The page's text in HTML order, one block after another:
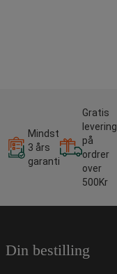
Mindst
3 års
garanti
Gratis
levering
på
ordrer
over
500Kr
Din bestilling